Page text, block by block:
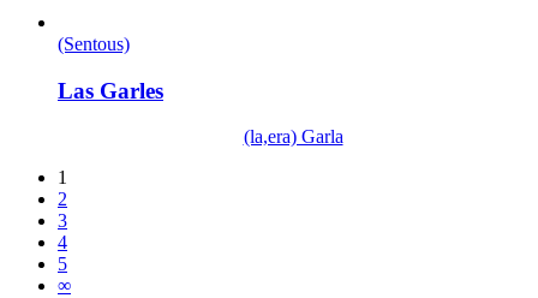
(Sentous)
Las Garles
(la,era) Garla
1
2
3
4
5
∞